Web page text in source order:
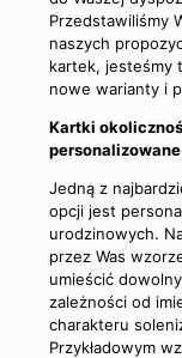
Przedstawiliśmy
naszych
kartek, jesteśmy
nowe warianty i
Kartki
Jedną z
opcji jest
urodzinowych.
przez Was
umieścić
zależności od
charakteru
Przykładowym